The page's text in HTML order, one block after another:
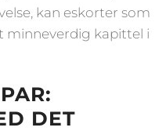
kan eskorter som
minneverdig kapittel i
DET